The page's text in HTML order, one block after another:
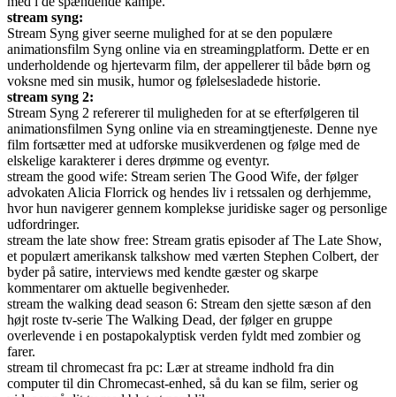
stream syng:
Stream Syng giver seerne mulighed for at se den populære
animationsfilm Syng online via en streamingplatform. Dette er en
underholdende og hjertevarm film, der appellerer til både børn og
voksne med sin musik, humor og følelsesladede historie.
stream syng 2:
Stream Syng 2 refererer til muligheden for at se efterfølgeren til
animationsfilmen Syng online via en streamingtjeneste. Denne nye
film fortsætter med at udforske musikverdenen og følge med de
elskelige karakterer i deres drømme og eventyr.
stream the good wife: Stream serien The Good Wife, der følger
advokaten Alicia Florrick og hendes liv i retssalen og derhjemme,
hvor hun navigerer gennem komplekse juridiske sager og personlige
udfordringer.
stream the late show free: Stream gratis episoder af The Late Show,
et populært amerikansk talkshow med værten Stephen Colbert, der
byder på satire, interviews med kendte gæster og skarpe
kommentarer om aktuelle begivenheder.
stream the walking dead season 6: Stream den sjette sæson af den
højt roste tv-serie The Walking Dead, der følger en gruppe
overlevende i en postapokalyptisk verden fyldt med zombier og
farer.
stream til chromecast fra pc: Lær at streame indhold fra din
computer til din Chromecast-enhed, så du kan se film, serier og